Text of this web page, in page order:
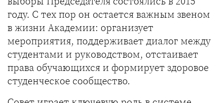
году. С тех пор он остается важным звеном
в жизни Академии: организует
мероприятия, поддерживает диалог между
студентами и руководством, отстаивает
права обучающихся и формирует здоровое
студенческое сообщество.